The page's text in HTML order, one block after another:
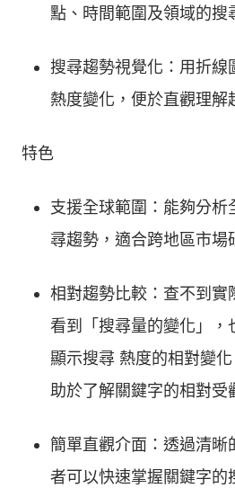
點、時間範圍及領域的搜
搜尋趨勢視覺化：用折線
熱度變化，便於直觀理解
特色
支援全球範圍：能夠分析
尋趨勢，適合跨地區市場
相對趨勢比較：查不到實
看到「搜尋量的變化」，
顯示搜尋 熱度的相對變
助於了解關鍵字的相對受
簡單直觀介面：透過清晰
者可以快速掌握關鍵字的